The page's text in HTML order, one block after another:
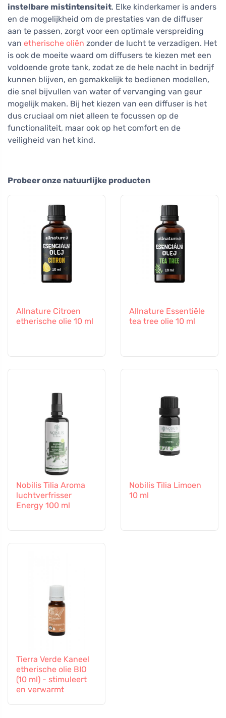
instelbare mistintensiteit. Elke kinderkamer is anders
en de mogelijkheid om de prestaties van de diffuser
aan te passen, zorgt voor een optimale verspreiding
van etherische oliën zonder de lucht te verzadigen. Het
is ook de moeite waard om diffusers te kiezen met een
voldoende grote tank, zodat ze de hele nacht in bedrijf
kunnen blijven, en gemakkelijk te bedienen modellen,
die snel bijvullen van water of vervanging van geur
mogelijk maken. Bij het kiezen van een diffuser is het
dus cruciaal om niet alleen te focussen op de
functionaliteit, maar ook op het comfort en de
veiligheid van het kind.
Probeer onze natuurlijke producten
Allnature Citroen
etherische olie 10 ml
Allnature Essentiële
tea tree olie 10 ml
Nobilis Tilia Aroma
luchtverfrisser
Energy 100 ml
Nobilis Tilia Limoen
10 ml
Tierra Verde Kaneel
etherische olie BIO
(10 ml) - stimuleert
en verwarmt